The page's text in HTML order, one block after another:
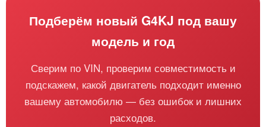
Подберём новый G4KJ под вашу
модель и год
Сверим по VIN, проверим совместимость и
подскажем, какой двигатель подходит именно
вашему автомобилю — без ошибок и лишних
расходов.